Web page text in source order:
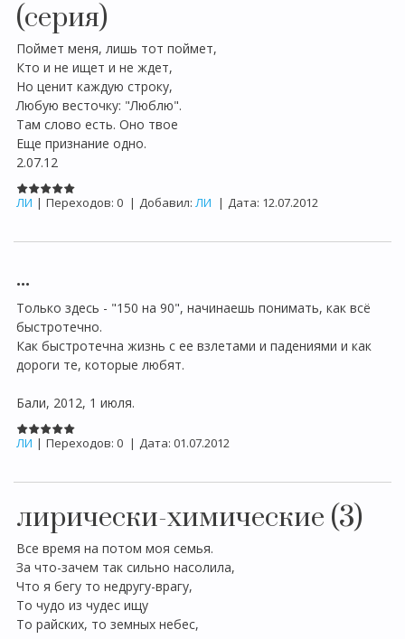
(серия)
Поймет меня, лишь тот поймет,
Кто и не ищет и не ждет,
Но ценит каждую строку,
Любую весточку: "Люблю".
Там слово есть. Оно твое
Еще признание одно.
2.07.12
ЛИ | Переходов: 0 | Добавил: ЛИ | Дата: 12.07.2012
...
Только здесь - "150 на 90", начинаешь понимать, как всё
быстротечно.
Как быстротечна жизнь с ее взлетами и падениями и как
дороги те, которые любят.
Бали, 2012, 1 июля.
ЛИ | Переходов: 0 | Дата: 01.07.2012
лирически-химические (3)
Все время на потом моя семья.
За что-зачем так сильно насолила,
Что я бегу то недругу-врагу,
То чудо из чудес ищу
То райских, то земных небес,